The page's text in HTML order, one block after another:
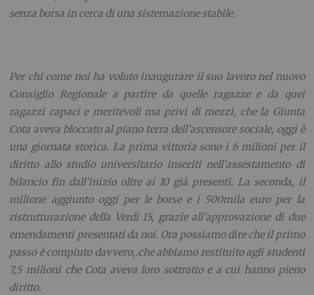
senza borsa in cerca di una sistemazione stabile.
Per chi come noi ha voluto inaugurare il suo lavoro nel nuovo
Consiglio Regionale a partire da quelle ragazze e da quei
ragazzi capaci e meritevoli ma privi di mezzi, che la Giunta
Cota aveva bloccato al piano terra dell’ascensore sociale, oggi è
una giornata storica. La prima vittoria sono i 6 milioni per il
diritto allo studio universitario inseriti nell’assestamento di
bilancio fin dall’inizio oltre ai 10 già presenti. La seconda, il
milione aggiunto oggi per le borse e i 500mila euro per la
ristrutturazione della Verdi 15, grazie all’approvazione di due
emendamenti presentati da noi. Ora possiamo dire che il primo
passo è compiuto davvero,.che abbiamo restituito agli studenti
7,5 milioni che Cota aveva loro sottratto e a cui hanno pieno
diritto.